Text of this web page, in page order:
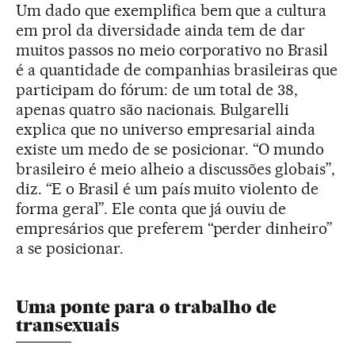
Um dado que exemplifica bem que a cultura
em prol da diversidade ainda tem de dar
muitos passos no meio corporativo no Brasil
é a quantidade de companhias brasileiras que
participam do fórum: de um total de 38,
apenas quatro são nacionais. Bulgarelli
explica que no universo empresarial ainda
existe um medo de se posicionar. “O mundo
brasileiro é meio alheio a discussões globais”,
diz. “E o Brasil é um país muito violento de
forma geral”. Ele conta que já ouviu de
empresários que preferem “perder dinheiro”
a se posicionar.
Uma ponte para o trabalho de
transexuais